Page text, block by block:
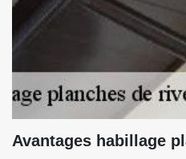
Avantages habillage